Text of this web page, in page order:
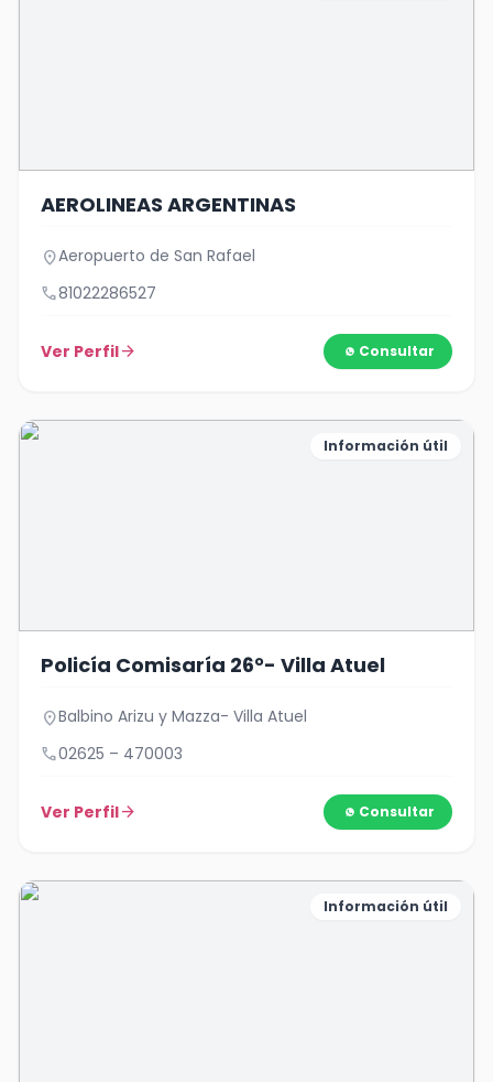
AEROLINEAS ARGENTINAS
location_onAeropuerto de San Rafael
call81022286527
Ver Perfilarrow_forward Consultar
Información útil
Policía Comisaría 26°- Villa Atuel
location_onBalbino Arizu y Mazza- Villa Atuel
call02625 – 470003
Ver Perfilarrow_forward Consultar
Información útil